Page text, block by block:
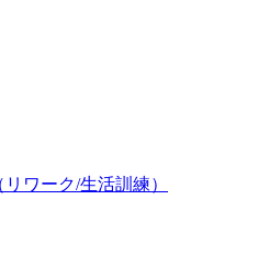
ワーク/生活訓練）